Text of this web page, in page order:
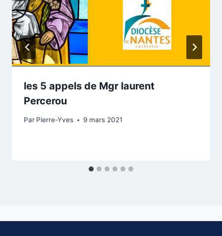
les 5 appels de Mgr laurent
Percerou
Par Pierre-Yves 9 mars 2021